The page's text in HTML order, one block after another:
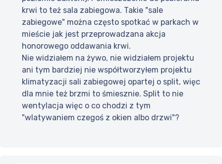
krwi to też sala zabiegowa. Takie "sale
zabiegowe" można często spotkać w parkach w
mieście jak jest przeprowadzana akcja
honorowego oddawania krwi.
Nie widziałem na żywo, nie widziałem projektu
ani tym bardziej nie współtworzyłem projektu
klimatyzacji sali zabiegowej opartej o split, więc
dla mnie też brzmi to śmiesznie. Split to nie
wentylacja więc o co chodzi z tym
"wlatywaniem czegoś z okien albo drzwi"?